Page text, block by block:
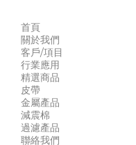
首頁
關於我們
客戶/項目
行業應用
精選商品
皮帶
金屬產品
減震棉
過濾產品
聯絡我們